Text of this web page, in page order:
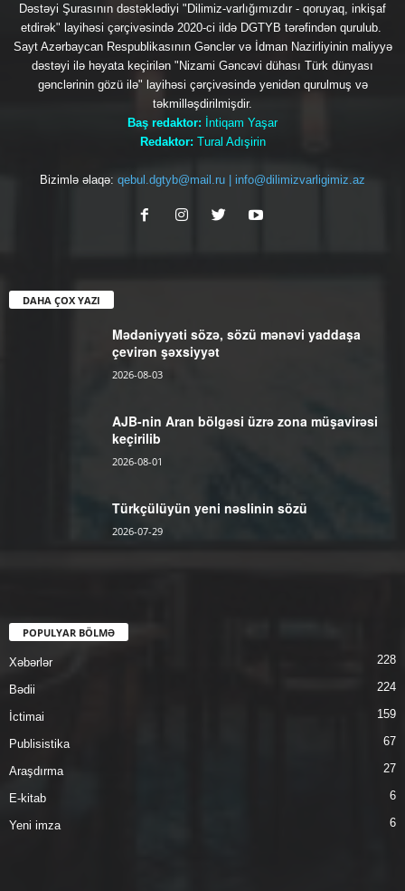
Dəstəyi Şurasının dəstəklədiyi "Dilimiz-varlığımızdır - qoruyaq, inkişaf
etdirək" layihəsi çərçivəsində 2020-ci ildə DGTYB tərəfindən qurulub.
Sayt Azərbaycan Respublikasının Gənclər və İdman Nazirliyinin maliyyə
dəstəyi ilə həyata keçirilən "Nizami Gəncəvi dühası Türk dünyası
gənclərinin gözü ilə" layihəsi çərçivəsində yenidən qurulmuş və
təkmilləşdirilmişdir.
Baş redaktor: İntiqam Yaşar
Redaktor: Tural Adışirin
Bizimlə əlaqə: qebul.dgtyb@mail.ru | info@dilimizvarligimiz.az
DAHA ÇOX YAZI
Mədəniyyəti sözə, sözü mənəvi yaddaşa
çevirən şəxsiyyət
2026-08-03
AJB-nin Aran bölgəsi üzrə zona müşavirəsi
keçirilib
2026-08-01
Türkçülüyün yeni nəslinin sözü
2026-07-29
POPULYAR BÖLMƏ
Xəbərlər 228
Bədii 224
İctimai 159
Publisistika 67
Araşdırma 27
E-kitab 6
Yeni imza 6